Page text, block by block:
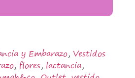
y Embarazo, Vestidos
, flores, lactancia,